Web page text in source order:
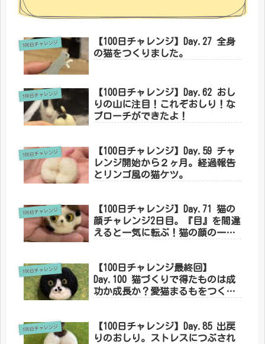
100日チャレンジ
【100日チャレンジ】Day.27 全身
の猫をつくりました。
100日チャレンジ
【100日チャレンジ】Day.62 おし
りの山に注目！これぞおしり！な
ブローチができたよ！
100日チャレンジ
【100日チャレンジ】Day.59 チャ
レンジ開始から２ヶ月。経過報告
とリンゴ風の猫ケツ。
100日チャレンジ
【100日チャレンジ】Day.71 猫の
顔チャレンジ2日目。『目』を間違
えると一気に転ぶ！猫の顔の一番
100日チャレンジ
【100日チャレンジ最終回】
Day.100 猫づくりで得たものは成
功か成長か？愛猫まるもをつくっ
100日チャレンジ
【100日チャレンジ】Day.85 出戻
りのおしり。ストレスにつぶされ